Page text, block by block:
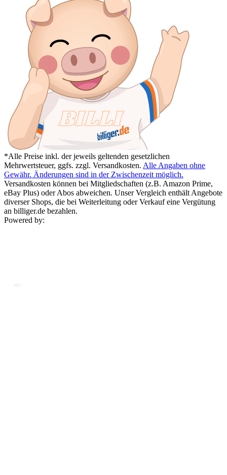
*Alle Preise inkl. der jeweils geltenden gesetzlichen
Mehrwertsteuer, ggfs. zzgl. Versandkosten. Alle Angaben ohne
Gewähr. Änderungen sind in der Zwischenzeit möglich.
Versandkosten können bei Mitgliedschaften (z.B. Amazon Prime,
eBay Plus) oder Abos abweichen. Unser Vergleich enthält Angebote
diverser Shops, die bei Weiterleitung oder Verkauf eine Vergütung
an billiger.de bezahlen.
Powered by: